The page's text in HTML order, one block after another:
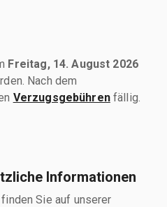
Freitag, 14. August 2026
Nach dem
Verzugsgebührenfällig.
Informationen
Sie auf unserer